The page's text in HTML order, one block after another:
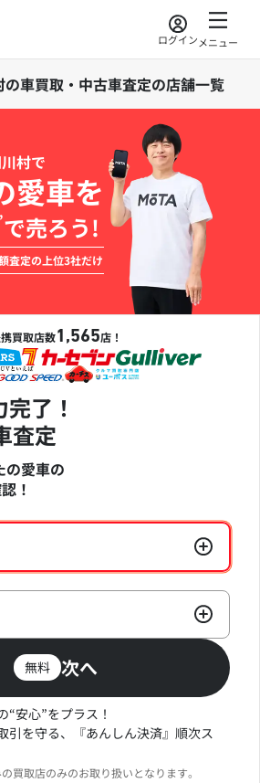
ログインメニュー
車買取・中古車査定の店舗一覧
村で
愛車を
で売ろう!
査定の上位3社だけ
買取店数1,565店！
了！
査定
の愛車の
！
無料 次へ
“安心”をプラス！
引を守る、『あんしん決済』順次ス
買取店のみのお取り扱いとなります。